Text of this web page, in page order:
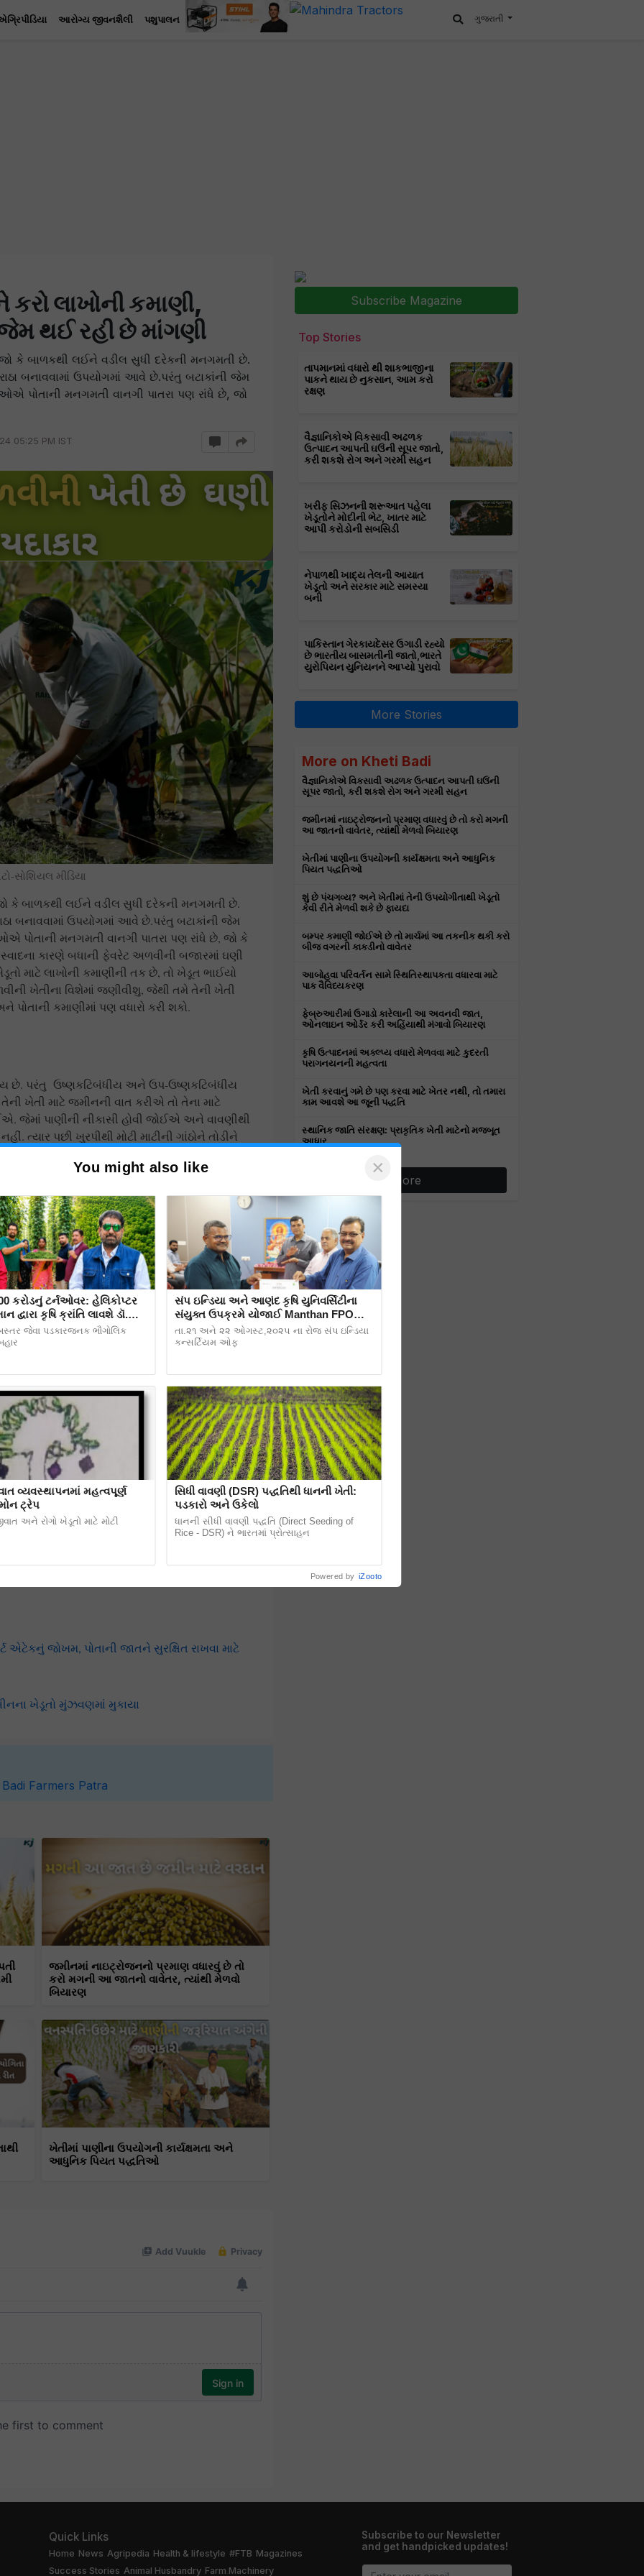
આરોગ્ય જીવનશૈલી પશુપાલન ગુજરાતી
લાખોની કમાણી,
થઈ રહી છે માંગણી
કે બાળકથી લઈને વડીલ સુધી દરેકની મનગમતી છે.
બનાવવામાં ઉપયોગમાં આવે છે.પરંતુ બટાકાંની જેમ
પોતાની મનગમતી વાનગી પાતરા પણ રાંધે છે, જો
05:25 PM IST
સોશિયલ મીડિયા
કે બાળકથી લઈને વડીલ સુધી દરેકની મનગમતી છે.
બનાવવામાં ઉપયોગમાં આવે છે.પરંતુ બટાકાંની જેમ
પોતાની મનગમતી વાનગી પાતરા પણ રાંધે છે, જો કે
કારણે બધાની ફેવરેટ અળવીની બજારમાં ઘણી
માટે લાખોની કમાણીની તક છે, તો ખેડૂત ભાઈયો
ખેતીના વિશેમાં જણીવીશુ, જેથી તમે તેની ખેતી
પોતાની કમાણીમાં પણ વધારો કરી શકો.
છે. પરંતુ ઉષ્ણકટિબંધીય અને ઉપ-ઉષ્ણકટિબંધીય
ખેતી માટે જમીનની વાત કરીએ તો તેના માટે
જેમાં પાણીની નીકાસી હોવી જોઈએ અને વાવણીથી
ત્યાર પછી ખુરપીથી મોટી માટીની ગાંઠોને તોડીને
કે અળવીના પાકમાં વધુ પાણી આપવુ નહીં, કેમ કે
તેથી કરીને પાણીના નીકાસનું ધ્યાન ચોકક્સ
કંદો અથવા આંખવાળા ટુકડાઓનો ઉપયોગ કરવું
સેન્ટીમીટરના અંતરે અને 5 થી 10 સેન્ટિમીટર
સિંચાઈ કરવી જોઈએ, જેથી બીજ અંકુરિત થાય.
પછી તરત જ કરવી જોઈએ. ત્યારબાદ 7 થી 10
પરંતુ તેની સિંચાઈ દરમિયાન આ બાબતનું ધ્યાન
સાથે જ વરસાદી સિઝનમાં સિંચાઈની જરૂર ઓછી હોય
રાખીવી જોઈએ.
એટેકનું જોખમ, પોતાની જાતને સુરક્ષિત રાખવા માટે
ખેડૂતો મુંઝવણમાં મુકાયા
Farmers Patra
જમીનમાં નાઇટ્રોજનનો પ્રમાણ વધારવું છે તો
કરો મગની આ જાતનો વાવેતર, ત્યાંથી મેળવો
બિયારણ
ખેતીમાં પાણીના ઉપયોગની કાર્યક્ષમતા અને
આધુનિક પિયત પદ્ધતિઓ
Subscribe Magazine
Top Stories
તાપમાનમાં વધારો થી શાકભાજીના
પાકને થાય છે નુકસાન, આમ કરો
રક્ષણ
વૈજ્ઞાનિકોએ વિકસાવી અઢળક
ઉત્પાદન આપતી ઘઉંની સૂપર જાતો,
કરી શકશે રોગ અને ગરમી સહન
ખરીફ સિઝનની શરૂઆત પહેલા
ખેડૂતોને મોદીની ભેટ, ખાતર માટે
આપી કરોડોની સબસિડી
નેપાળથી ખાદ્ય તેલની આયાત
ખેડૂતો અને સરકાર માટે સમસ્યા
બની
પાકિસ્તાન ગેરકાયદેસર ઉગાડી રહ્યો
છે ભારતીય બાસમતીની જાતો,ભારતે
યુરોપિયન યુનિયનને આપ્યો પુરાવો
More Stories
More on Kheti Badi
વૈજ્ઞાનિકોએ વિકસાવી અઢળક ઉત્પાદન આપતી ઘઉંની
સૂપર જાતો, કરી શકશે રોગ અને ગરમી સહન
જમીનમાં નાઇટ્રોજનનો પ્રમાણ વધારવું છે તો કરો મગની
આ જાતનો વાવેતર, ત્યાંથી મેળવો બિયારણ
ખેતીમાં પાણીના ઉપયોગની કાર્યક્ષમતા અને આધુનિક
પિયત પદ્ધતિઓ
શું છે પંચગવ્ય? અને ખેતીમાં તેની ઉપયોગીતાથી ખેડૂતો
કેવી રીતે મેળવી શકે છે ફાયદા
બમ્પર કમાણી જોઈએ છે તો માર્ચમાં આ તકનીક થકી કરો
બીજ વગરની કાકડીનો વાવેતર
આબોહવા પરિવર્તન સામે સ્થિતિસ્થાપકતા વધારવા માટે
પાક વૈવિધ્યકરણ
ફેબ્રુઆરીમાં ઉગાડો કારેલાની આ અવનવી જાત,
ઓનલાઇન ઓર્ડર કરી અહિંયાથી મંગાવો બિયારણ
કૃષિ ઉત્પાદનમાં અક્લ્પ્ય વધારો મેળવવા માટે કુદરતી
પરાગનયનની મહત્વતા
ખેતી કરવાનું ગમે છે પણ કરવા માટે ખેતર નથી, તો તમારા
કામ આવશે આ જૂની પદ્ધતિ
સ્થાનિક જાતિ સંરક્ષણ: પ્રાકૃતિક ખેતી માટેનો મજબૂત
આધાર
More
Quick Links
Home News Agripedia Health & lifestyle #FTB Magazines
Success Stories Animal Husbandry Farm Machinery
Subscribe to our Newsletter
and get handpicked updates!
You might also like ×
કરોડનું ટર્નઓવર: હેલિકોપ્ટર
દ્વારા કૃષિ ક્રાંતિ લાવશે ડૉ.
જેવા પડકારજનક ભૌગોલિક
વ્યવસ્થાપનમાં મહત્વપૂર્ણ
ટ્રેપ
અને રોગો ખેડૂતો માટે મોટી
સંપ ઇન્ડિયા અને આણંદ કૃષિ યુનિવર્સિટીના
સંયુક્ત ઉપક્રમે યોજાઈ Manthan FPO
Vibrant Sumit 2025
તા.૨૧ અને ૨૨ ઓગસ્ટ,૨૦૨૫ ના રોજ સંપ ઇન્ડિયા
કન્સર્ટિયમ ઓફ
સિધી વાવણી (DSR) પદ્ધતિથી ધાનની ખેતી:
પડકારો અને ઉકેલો
ધાનની સીધી વાવણી પદ્ધતિ (Direct Seeding of
Rice - DSR) ને ભારતમાં પ્રોત્સાહન
Powered by iZooto